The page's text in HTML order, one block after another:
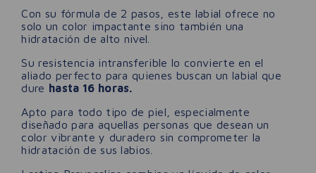
Con su fórmula de 2 pasos, este labial ofrece no
solo un color impactante sino también una
hidratación de alto nivel.
Su resistencia intransferible lo convierte en el
aliado perfecto para quienes buscan un labial que
dure hasta 16 horas.
Apto para todo tipo de piel, especialmente
diseñado para aquellas personas que desean un
color vibrante y duradero sin comprometer la
hidratación de sus labios.